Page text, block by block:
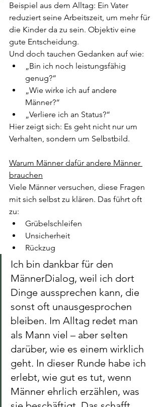
Beispiel aus dem Alltag: Ein Vater
reduziert seine Arbeitszeit, um mehr für
die Kinder da zu sein. Objektiv eine
gute Entscheidung.
Und doch tauchen Gedanken auf wie:
„Bin ich noch leistungsfähig
genug?“
„Wie wirke ich auf andere
Männer?“
„Verliere ich an Status?“
Hier zeigt sich: Es geht nicht nur um
Verhalten, sondern um Selbstbild.
Warum Männer dafür andere Männer
brauchen
Viele Männer versuchen, diese Fragen
mit sich selbst zu klären. Das führt oft
zu:
Grübelschleifen
Unsicherheit
Rückzug
Ich bin dankbar für den
MännerDialog, weil ich dort
Dinge aussprechen kann, die
sonst oft unausgesprochen
bleiben. Im Alltag redet man
als Mann viel – aber selten
darüber, wie es einem wirklich
geht. In dieser Runde habe ich
erlebt, wie gut es tut, wenn
Männer ehrlich erzählen, was